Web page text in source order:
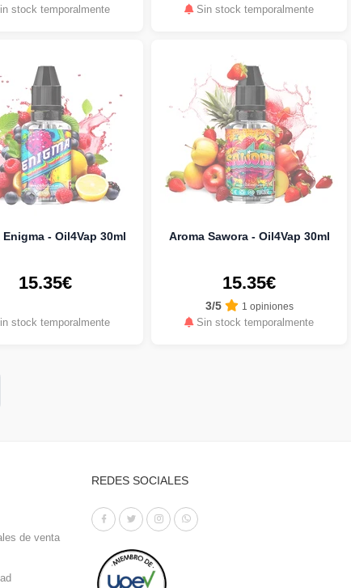
stock temporalmente Sin stock temporalmente
Enigma - Oil4Vap 30ml
15.35€
stock temporalmente
Aroma Sawora - Oil4Vap 30ml
15.35€
3/5 1 opiniones
Sin stock temporalmente
de venta
REDES SOCIALES